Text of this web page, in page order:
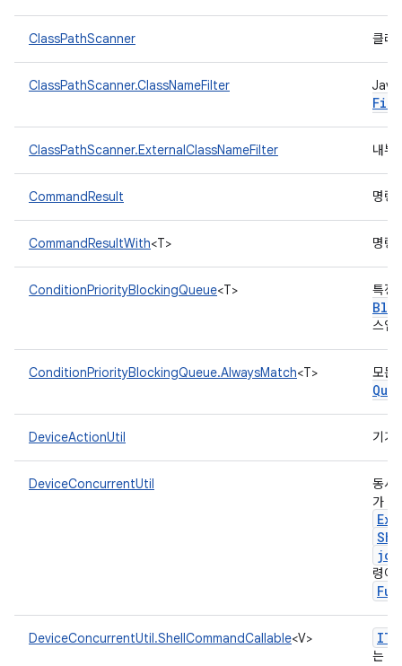
ClassPathScanner 클래
ClassPathScanner.ClassNameFilter Java
ClassPathScanner.ExternalClassNameFilter 내부
CommandResult 명령
CommandResultWith<T> 명령
ConditionPriorityBlockingQueue<T> 특정
스입
ConditionPriorityBlockingQueue.AlwaysMatch<T> 모든
DeviceActionUtil 기기
DeviceConcurrentUtil
동시
가
령어
DeviceConcurrentUtil.ShellCommandCallable<V>
는